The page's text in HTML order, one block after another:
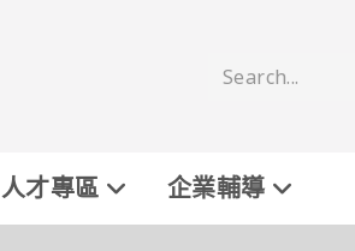
Search...
人才專區 企業輔導